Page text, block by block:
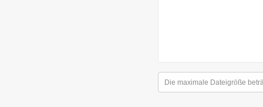
Die maximale Dateigröße